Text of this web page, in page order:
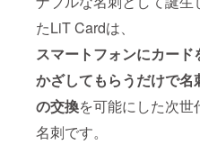
たLiT Cardは、
スマートフォンにカード
かざしてもらうだけで名
の交換を可能にした次世
名刺です。